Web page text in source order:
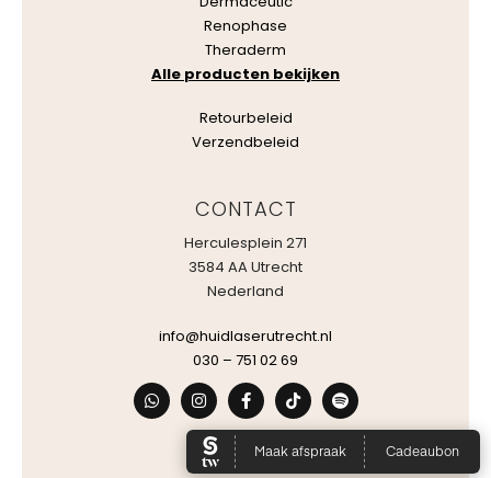
Renophase
Theraderm
Alle producten bekijken
Retourbeleid
Verzendbeleid
CONTACT
Herculesplein 271
3584 AA Utrecht
Nederland
info@huidlaserutrecht.nl
030 – 751 02 69